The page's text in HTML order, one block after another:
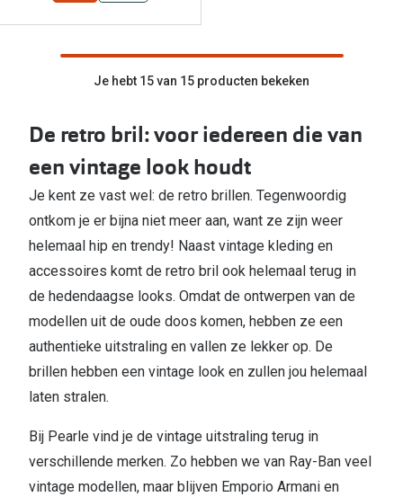
Je hebt 15 van 15 producten bekeken
De retro bril: voor iedereen die van
een vintage look houdt
Je kent ze vast wel: de retro brillen. Tegenwoordig
ontkom je er bijna niet meer aan, want ze zijn weer
helemaal hip en trendy! Naast vintage kleding en
accessoires komt de retro bril ook helemaal terug in
de hedendaagse looks. Omdat de ontwerpen van de
modellen uit de oude doos komen, hebben ze een
authentieke uitstraling en vallen ze lekker op. De
brillen hebben een vintage look en zullen jou helemaal
laten stralen.
Bij Pearle vind je de vintage uitstraling terug in
verschillende merken. Zo hebben we van Ray-Ban veel
vintage modellen, maar blijven Emporio Armani en